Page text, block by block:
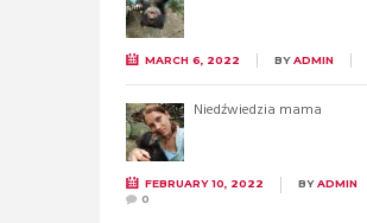
MARCH 6, 2022 BYADMIN
Niedźwiedzia mama
FEBRUARY 10, 2022 BYADMIN
0